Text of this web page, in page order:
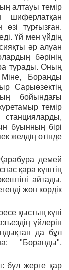
алтауы темір
шиферлатқан
тұрғызған.
Үй мен үйдің
әр алуан
бәрінің
тұрады. Оның
Боранды
Сарыөзектің
бойындағы
темір
буынның бірі
желдің өтінде
демей
қара күштің
айтады.
жөн көрдік
қыстың күні
үйлерін
да бұл
"Боранды",
бүл жерге қар